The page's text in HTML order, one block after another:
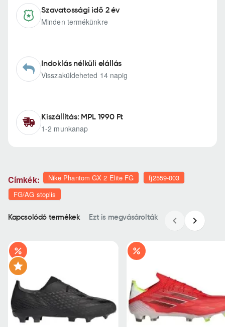
Szavatossági idő 2 év
Minden termékünkre
Indoklás nélküli elállás
Visszaküldeheted 14 napig
Kiszállítás: MPL 1990 Ft
1-2 munkanap
Címkék: Nike Phantom GX 2 Elite FG
fj2559-003
FG/AG stoplis
Kapcsolódó termékek Ezt is megvásárolták